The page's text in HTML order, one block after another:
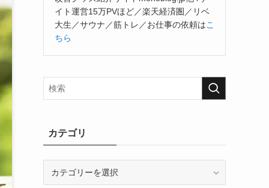
イト運営15万PVほど／楽天経済圏／リベ
大生／サウナ／筋トレ／お仕事の依頼はこ
ちら
カテゴリ